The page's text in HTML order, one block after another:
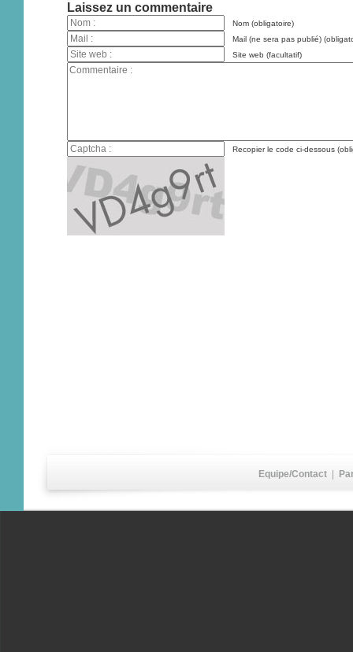
Laissez un commentaire
Nom (obligatoire)
Mail (ne sera pas publié)
Site web (facultatif)
Recopier le code ci-dessous
Equipe/Contact